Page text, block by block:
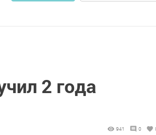
2 года
941 0